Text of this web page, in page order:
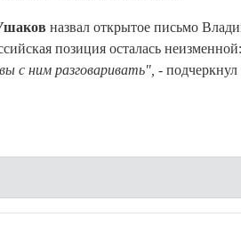
назвал открытое письмо
позиция осталась неизменной:
с ним разговаривать", -